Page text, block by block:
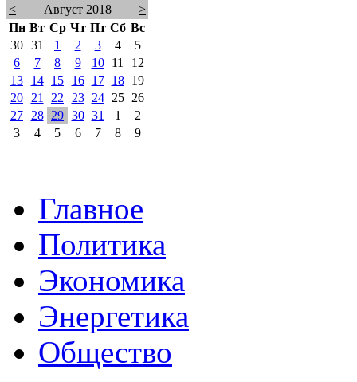
< Август 2018
>
Пн Вт Ср Чт Пт Сб Вс
30 31 1 2 3 4
5
6
7 8 9 10 11
12
13
14 15 16 17 18
19
20
21 22 23 24 25
26
27
28 29 30 31 1
2
3
4 5 6 7 8 9
Главное
Политика
Экономика
Энергетика
Общество